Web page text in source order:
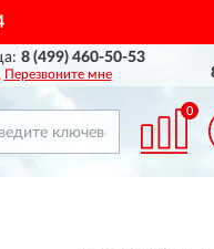
8 (499) 460-50-53
Перезвоните мне
0